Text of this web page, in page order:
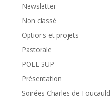
Newsletter
Non classé
Options et projets
Pastorale
POLE SUP
Présentation
Soirées Charles de Foucauld